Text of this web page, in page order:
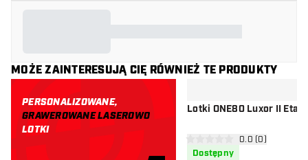
MOŻE ZAINTERESUJĄ CIĘ RÓWNIEŻ TE PRODUKTY
PERSONALIZOWANE,
GRAWEROWANE LASEROWO
LOTKI
Lotki ONE80 Luxor II Eta
otwórz panel
0 gwiazdki oceny0.0 (0)
Dostępny